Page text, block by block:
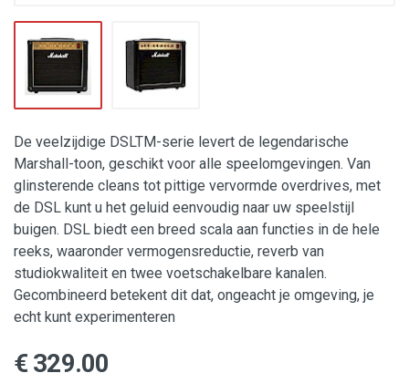
De veelzijdige DSLTM-serie levert de legendarische
Marshall-toon, geschikt voor alle speelomgevingen. Van
glinsterende cleans tot pittige vervormde overdrives, met
de DSL kunt u het geluid eenvoudig naar uw speelstijl
buigen. DSL biedt een breed scala aan functies in de hele
reeks, waaronder vermogensreductie, reverb van
studiokwaliteit en twee voetschakelbare kanalen.
Gecombineerd betekent dit dat, ongeacht je omgeving, je
echt kunt experimenteren
€ 329.00